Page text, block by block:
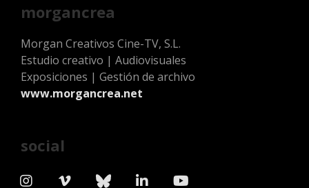
morgancrea
Morgan Creativos Cine-TV, S.L.
Estudio creativo | Audiovisuales
Exposiciones | Gestión de archivo
www.morgancrea.net
social